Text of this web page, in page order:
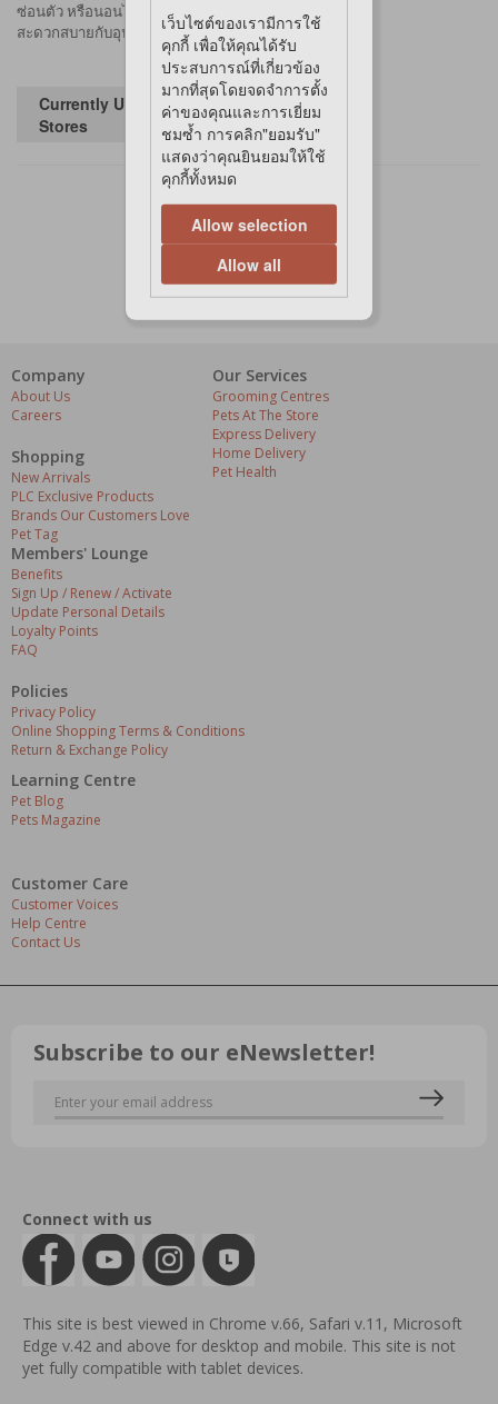
ซ่อนตัว หรือนอนได้
สะดวกสบายกับอุปกรณ์ที่อยู่ภายในกรง ที่มีอย่างครบถ้วน
Currently Unavailable in
Stores
Company
About Us
Careers
Shopping
New Arrivals
PLC Exclusive Products
Brands Our Customers Love
Pet Tag
Our Services
Grooming Centres
Pets At The Store
Express Delivery
Home Delivery
Pet Health
Members' Lounge
Benefits
Sign Up / Renew / Activate
Update Personal Details
Loyalty Points
FAQ
Policies
Privacy Policy
Online Shopping Terms & Conditions
Return & Exchange Policy
Learning Centre
Pet Blog
Pets Magazine
Customer Care
Customer Voices
Help Centre
Contact Us
Subscribe to our eNewsletter!
Connect with us
This site is best viewed in Chrome v.66, Safari v.11, Microsoft
Edge v.42 and above for desktop and mobile. This site is not
yet fully compatible with tablet devices.
เว็บไซต์ของเรามีการใช้
คุกกี้ เพื่อให้คุณได้รับ
ประสบการณ์ที่เกี่ยวข้อง
มากที่สุดโดยจดจำการตั้ง
ค่าของคุณและการเยี่ยม
ชมซ้ำ การคลิก"ยอมรับ"
แสดงว่าคุณยินยอมให้ใช้
คุกกี้ทั้งหมด
Allow selection
Allow all